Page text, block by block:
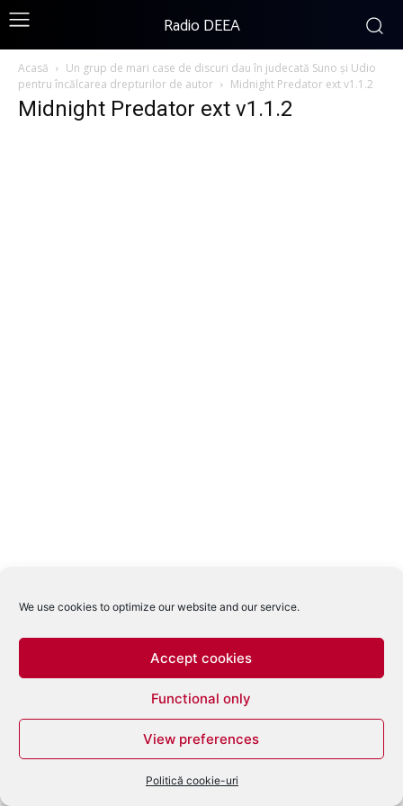
We use cookies to optimize our website and our service.
Accept cookies
Functional only
View preferences
Politică cookie-uri
Radio DEEA
Acasă
Un grup de mari case de discuri dau în judecată Suno și Udio
pentru încălcarea drepturilor de autor
Midnight Predator ext v1.1.2
Midnight Predator ext v1.1.2